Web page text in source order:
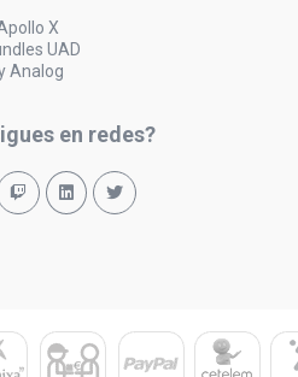
X
UAD
Analog
en redes?